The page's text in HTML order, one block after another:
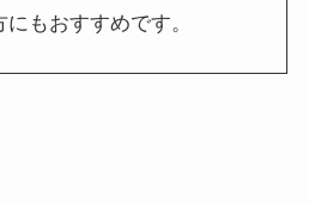
もおすすめです。